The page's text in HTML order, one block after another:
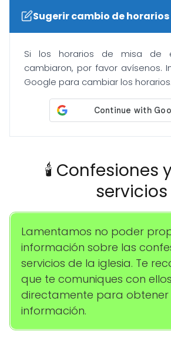
Sugerir cambio de horarios
Si los horarios de misa de
cambiaron, por favor avísenos.
Google para cambiar los horarios.
🕯️ Confesiones
servicios
Lamentamos no poder
información sobre las
servicios de la iglesia. Te
que te comuniques con ellos
directamente para obtener
información.